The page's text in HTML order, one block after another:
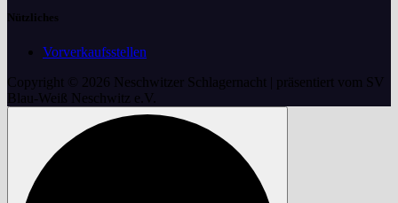
Nützliches
Vorverkaufsstellen
Copyright © 2026 Neschwitzer Schlagernacht | präsentiert vom SV
Blau-Weiß Neschwitz e.V.